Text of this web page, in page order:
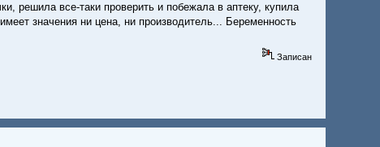
решила все-таки проверить и побежала в аптеку, купила
значения ни цена, ни производитель... Беременность
Записан